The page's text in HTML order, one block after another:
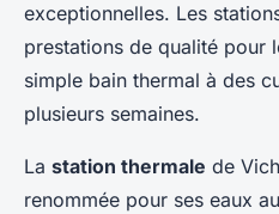
exceptionnelles. Les
prestations de qualité pour
simple bain thermal à des
plusieurs semaines.
La station thermale de
renommée pour ses eaux